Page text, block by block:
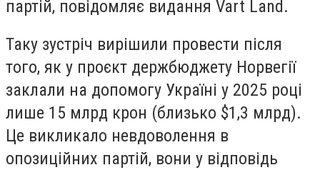
партій, повідомляє видання Vart Land.
Таку зустріч вирішили провести після
того, як у проєкт держбюджету Норвегії
заклали на допомогу Україні у 2025 році
лише 15 млрд крон (близько $1,3 млрд).
Це викликало невдоволення в
опозиційних партій, вони у відповідь